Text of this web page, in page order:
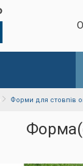
Форми для стовпів